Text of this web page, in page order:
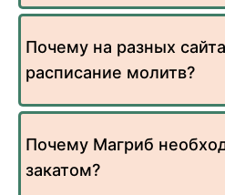
Почему на разных
расписание молитв?
Почему Магриб
закатом?